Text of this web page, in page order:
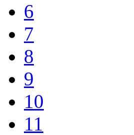
6
7
8
9
10
11